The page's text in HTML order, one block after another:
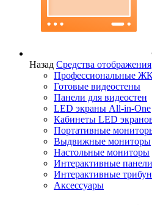
Назад Средства отображения
Профессиональные
Готовые видеостены
Панели для видеостен
LED экраны All-in-One
Кабинеты LED
Портативные
Выдвижные мониторы
Настольные мониторы
Интерактивные панели
Интерактивные
Аксессуары